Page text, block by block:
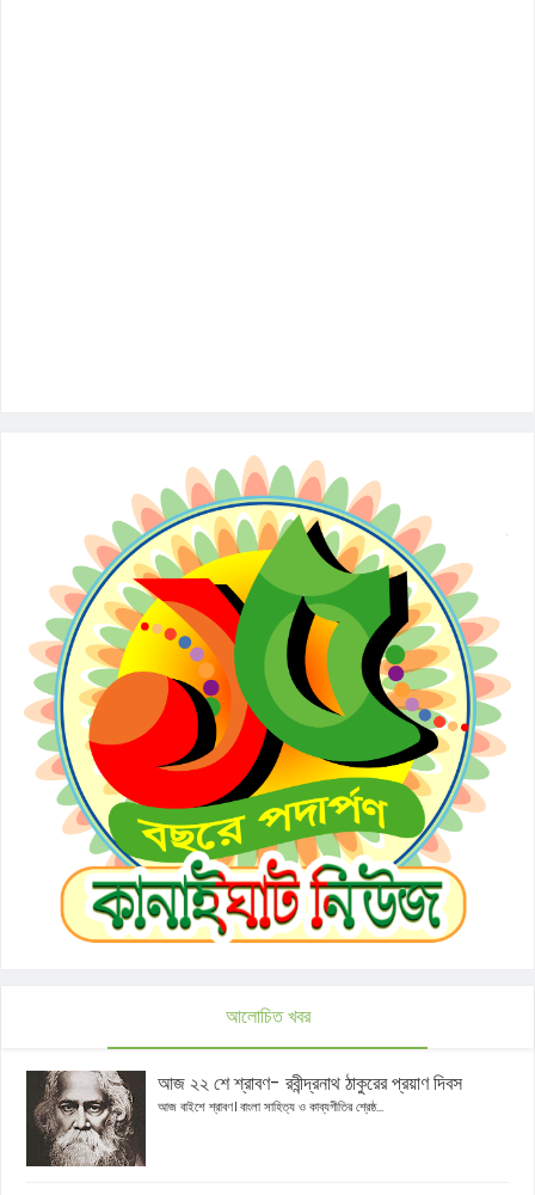
আলোচিত খবর
আজ ২২ শে শ্রাবণ- রবীন্দ্রনাথ ঠাকুরের প্রয়াণ দিবস
আজ বাইশে শ্রাবণ। বাংলা সাহিত্য ও কাব্যগীতির শ্রেষ্ঠ...